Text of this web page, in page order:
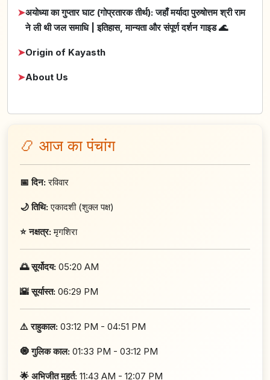
➤अयोध्या का गुप्तार घाट (गोप्रतारक तीर्थ): जहाँ मर्यादा पुरुषोत्तम श्री राम
ने ली थी जल समाधि | इतिहास, मान्यता और संपूर्ण दर्शन गाइड 🌊
➤Origin of Kayasth
➤About Us
📿 आज का पंचांग
📅 दिन:रविवार
🌙 तिथि:एकादशी (शुक्ल पक्ष)
⭐ नक्षत्र:मृगशिरा
🌅 सूर्योदय: 05:20 AM
🌇 सूर्यास्त: 06:29 PM
⚠️ राहुकाल: 03:12 PM - 04:51 PM
🧿 गुलिक काल: 01:33 PM - 03:12 PM
🌟 अभिजीत मुहूर्त: 11:43 AM - 12:07 PM